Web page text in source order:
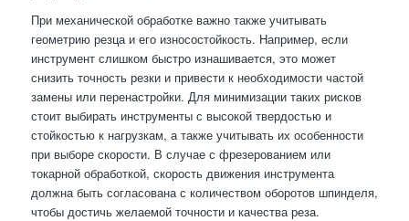
При механической обработке важно также учитывать
геометрию резца и его износостойкость. Например, если
инструмент слишком быстро изнашивается, это может
снизить точность резки и привести к необходимости частой
замены или перенастройки. Для минимизации таких рисков
стоит выбирать инструменты с высокой твердостью и
стойкостью к нагрузкам, а также учитывать их особенности
при выборе скорости. В случае с фрезерованием или
токарной обработкой, скорость движения инструмента
должна быть согласована с количеством оборотов шпинделя,
чтобы достичь желаемой точности и качества реза.